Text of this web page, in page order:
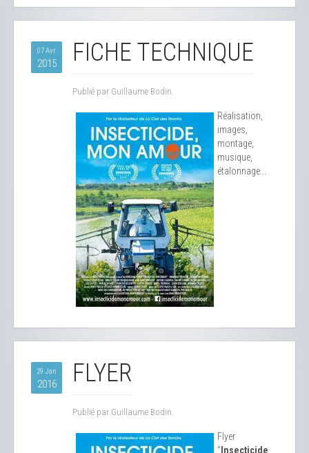
07 Avr
2015 FICHE TECHNIQUE
Publié par Guillaume Bodin.
Réalisation,
images,
montage,
musique,
étalonnage...
29 Jan
2016 FLYER
Publié par Guillaume Bodin.
Flyer
" Insecticide